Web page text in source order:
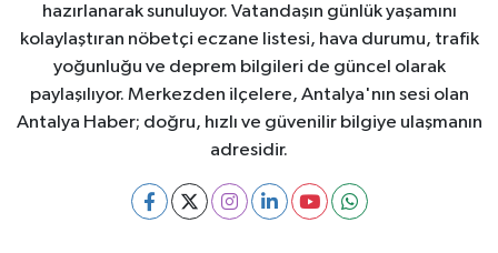
hazırlanarak sunuluyor. Vatandaşın günlük yaşamını
kolaylaştıran nöbetçi eczane listesi, hava durumu, trafik
yoğunluğu ve deprem bilgileri de güncel olarak
paylaşılıyor. Merkezden ilçelere, Antalya'nın sesi olan
Antalya Haber; doğru, hızlı ve güvenilir bilgiye ulaşmanın
adresidir.